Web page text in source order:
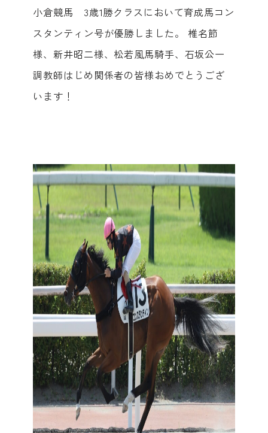
小倉競馬 3歳1勝クラスにおいて育成馬コン
スタンティン号が優勝しました。 椎名節
様、新井昭二様、松若風馬騎手、石坂公一
調教師はじめ関係者の皆様おめでとうござ
います！